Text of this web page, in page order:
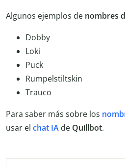
Algunos ejemplos de nombres
Dobby
Loki
Puck
Rumpelstiltskin
Trauco
Para saber más sobre los
usar el chat IA de Quillbot.